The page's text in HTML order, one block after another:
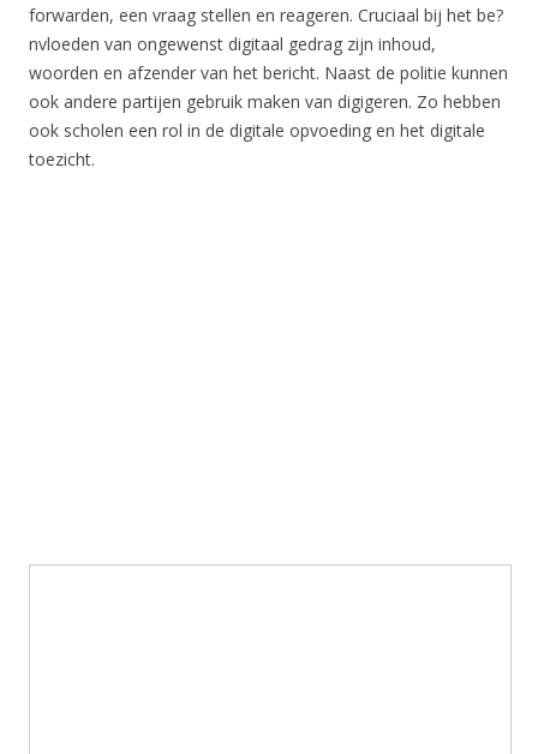
forwarden, een vraag stellen en reageren. Cruciaal bij het be?
nvloeden van ongewenst digitaal gedrag zijn inhoud,
woorden en afzender van het bericht. Naast de politie kunnen
ook andere partijen gebruik maken van digigeren. Zo hebben
ook scholen een rol in de digitale opvoeding en het digitale
toezicht.